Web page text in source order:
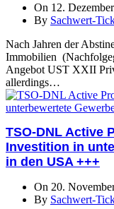
On 12.
By Sachwert-
Nach Jahren der
Immobilien
Angebot UST XXII
allerdings…
TSO-DNL Active
Investition in
in den USA +++
On 20.
By Sachwert-